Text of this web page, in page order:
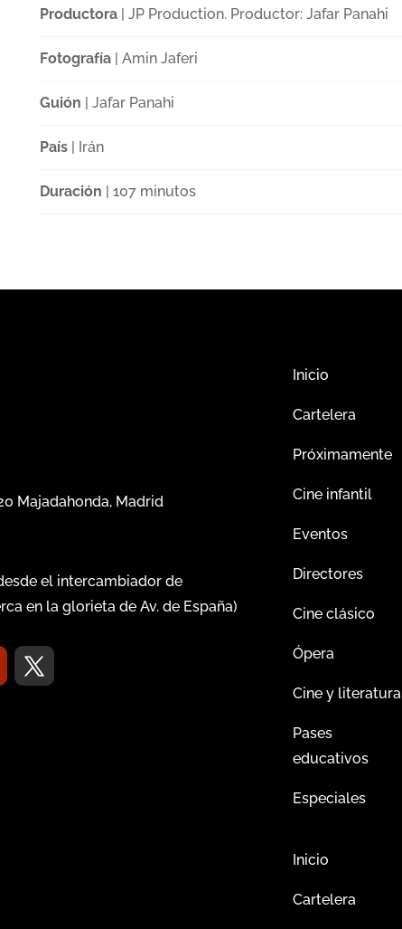
Productora| JP Production. Productor: Jafar Panahi
Fotografía| Amin Jaferi
Guión | Jafar Panahi
País| Irán
Duración | 107 minutos
Majadahonda, Madrid
el intercambiador de
en la glorieta de Av. de España)
Inicio
Cartelera
Próximamente
Cine infantil
Eventos
Directores
Cine clásico
Ópera
Cine y literatura
Pases
educativos
Especiales
Inicio
Cartelera